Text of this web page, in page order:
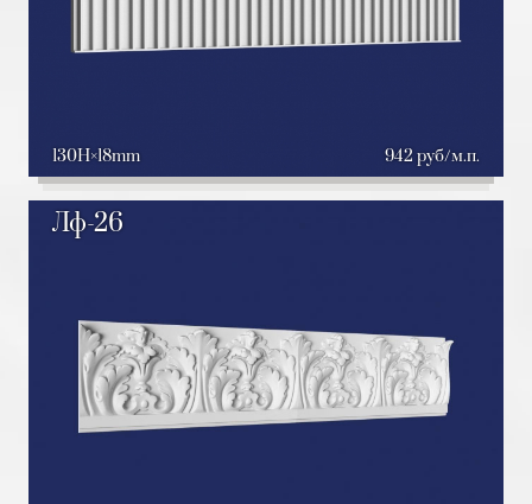
130H 18mm 942 руб/м.п.
Лф-26